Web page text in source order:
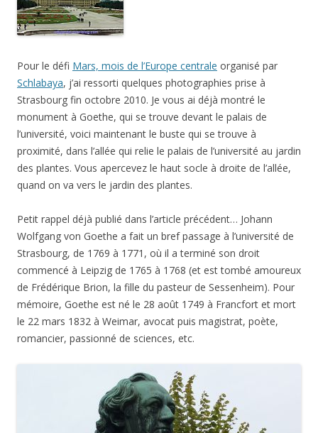
Pour le défi Mars, mois de l’Europe centrale organisé par
Schlabaya, j’ai ressorti quelques photographies prise à
Strasbourg fin octobre 2010. Je vous ai déjà montré le
monument à Goethe, qui se trouve devant le palais de
l’université, voici maintenant le buste qui se trouve à
proximité, dans l’allée qui relie le palais de l’université au jardin
des plantes. Vous apercevez le haut socle à droite de l’allée,
quand on va vers le jardin des plantes.
Petit rappel déjà publié dans l’article précédent… Johann
Wolfgang von Goethe a fait un bref passage à l’université de
Strasbourg, de 1769 à 1771, où il a terminé son droit
commencé à Leipzig de 1765 à 1768 (et est tombé amoureux
de Frédérique Brion, la fille du pasteur de Sessenheim). Pour
mémoire, Goethe est né le 28 août 1749 à Francfort et mort
le 22 mars 1832 à Weimar, avocat puis magistrat, poète,
romancier, passionné de sciences, etc.